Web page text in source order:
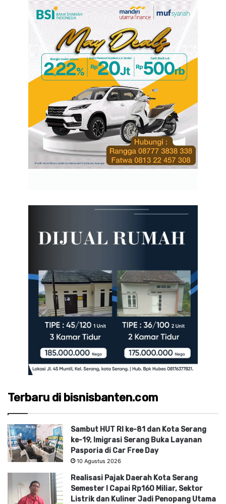
Terbaru di bisnisbanten.com
Sambut HUT RI ke-81 dan Kota Serang
ke-19, Imigrasi Serang Buka Layanan
Pasporia di Car Free Day
10 Agustus 2026
Realisasi Pajak Daerah Kota Serang
Semester I Capai Rp160 Miliar, Sektor
Listrik dan Kuliner Jadi Penopang Utama